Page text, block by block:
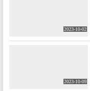
2023-10-02
2023-10-09